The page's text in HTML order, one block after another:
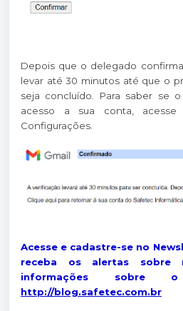
Depois que o delegado
levar até 30 minutos até que o
seja concluído. Para saber se
acesso a sua conta,
Configurações.
Acesse e cadastre-se no
receba os alertas sobre
informações sobre
http://blog.safetec.com.br